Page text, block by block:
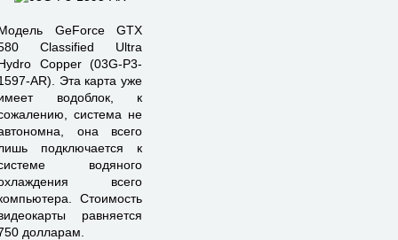
GeForce GTX
Classified Ultra
Copper (03G-P3-
AR). Эта карта уже
водоблок, к
система не
она всего
подключается к
водяного
всего
Стоимость
равняется
долларам.